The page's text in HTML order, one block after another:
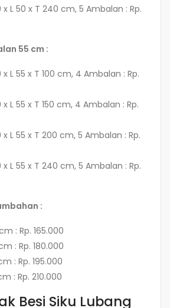
x L 50 x T 240 cm, 5 Ambalan : Rp.
55 cm :
x L 55 x T 100 cm, 4 Ambalan : Rp.
x L 55 x T 150 cm, 4 Ambalan : Rp.
x L 55 x T 200 cm, 5 Ambalan : Rp.
x L 55 x T 240 cm, 5 Ambalan : Rp.
:
: Rp. 165.000
: Rp. 180.000
: Rp. 195.000
: Rp. 210.000
Besi Siku Lubang